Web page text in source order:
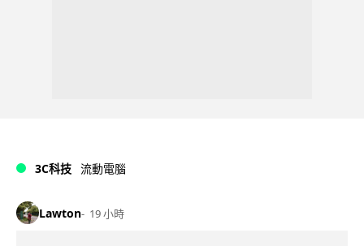
3C科技 流動電腦
Lawton 19 小時